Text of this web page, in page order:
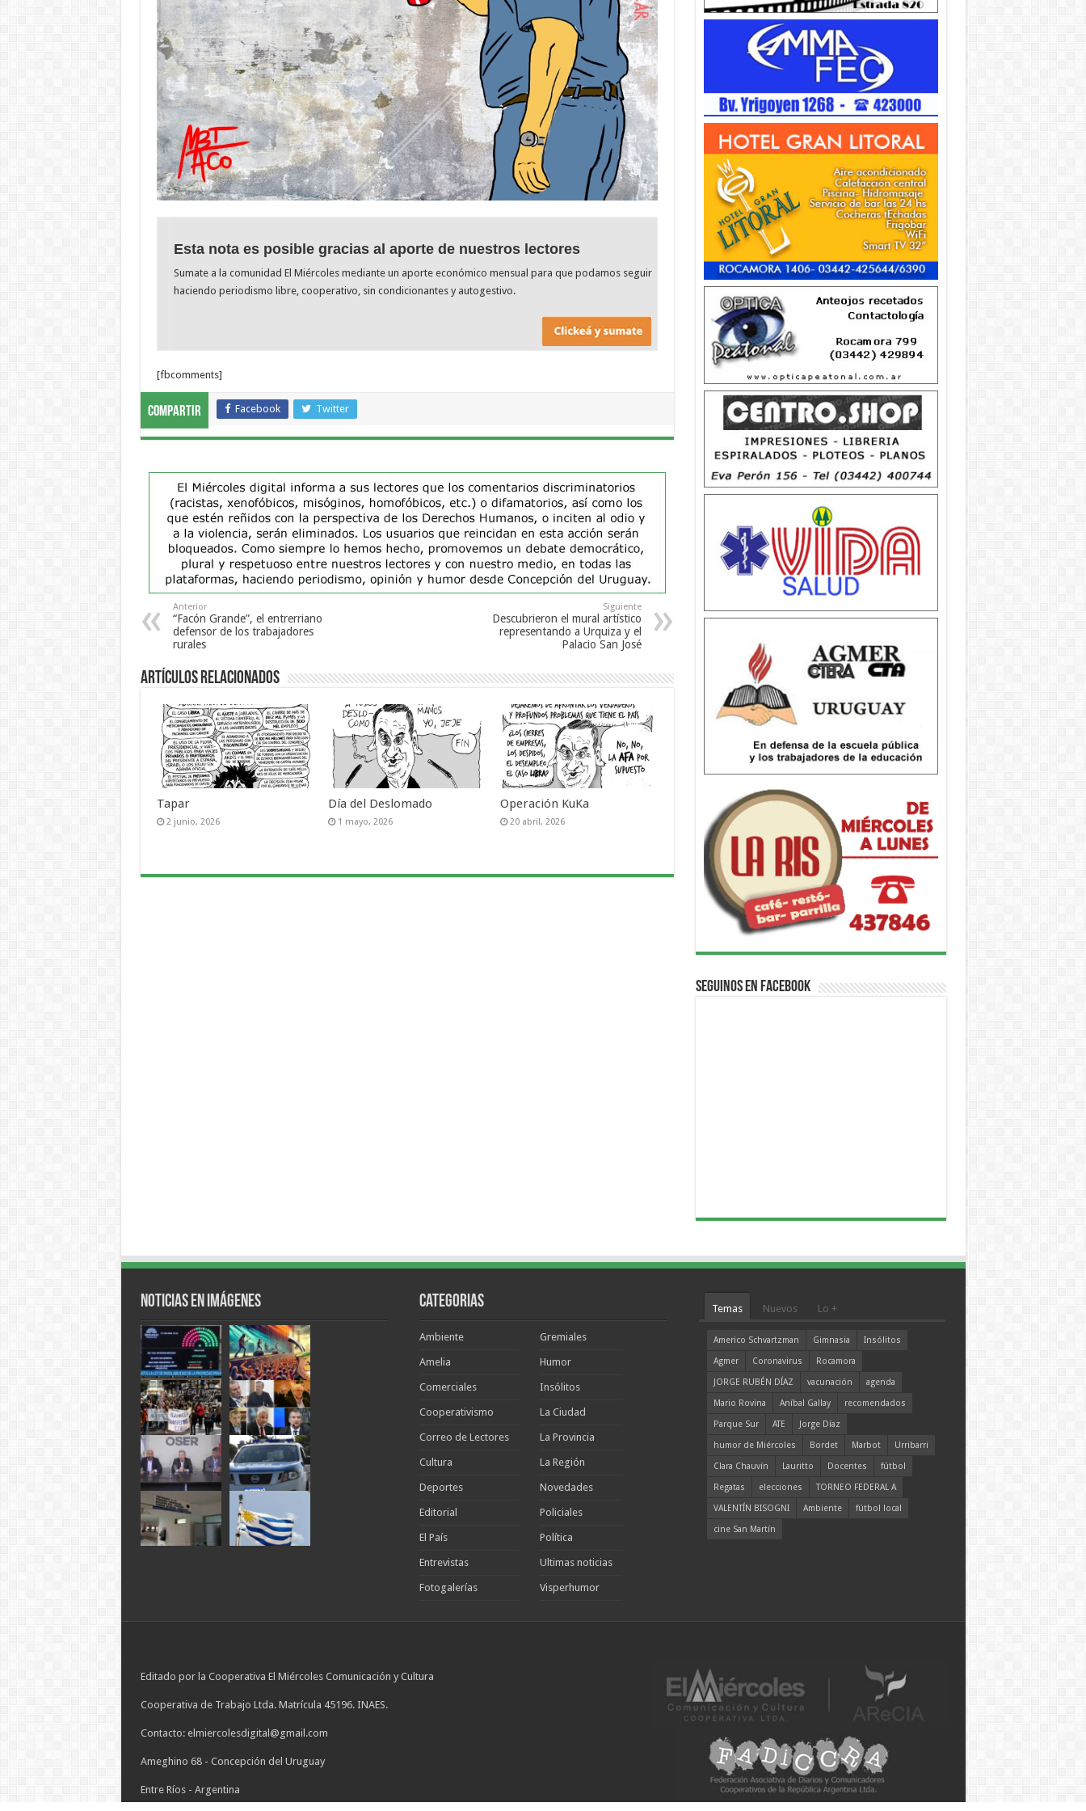
Esta nota es posible gracias al aporte de nuestros lectores
Sumate a la comunidad El Miércoles mediante un aporte económico mensual para que podamos seguir
haciendo periodismo libre, cooperativo, sin condicionantes y autogestivo.
[fbcomments]
Compartir Facebook Twitter
Anterior
“Facón Grande”, el entrerriano
defensor de los trabajadores
rurales
Siguiente
Descubrieron el mural artístico
representando a Urquiza y el
Palacio San José
Artículos Relacionados
Tapar
2 junio, 2026
Día del Deslomado
1 mayo, 2026
Operación KuKa
20 abril, 2026
Seguinos en Facebook
Noticias en Imágenes Categorias
Ambiente
Amelia
Comerciales
Cooperativismo
Correo de Lectores
Cultura
Deportes
Editorial
El País
Entrevistas
Fotogalerías
Gremiales
Humor
Insólitos
La Ciudad
La Provincia
La Región
Novedades
Policiales
Política
Ultimas noticias
Visperhumor
Temas Nuevos Lo +
Americo Schvartzman Gimnasia
Insólitos
Agmer
Coronavirus
Rocamora
JORGE RUBÉN DÍAZ
vacunación
agenda
Mario Rovina
Aníbal Gallay
recomendados
Parque Sur
ATE
Jorge Díaz
humor de Miércoles
Bordet Marbot
Urribarri
Clara Chauvín
Lauritto Docentes
fútbol
Regatas
elecciones
TORNEO FEDERAL A
VALENTÍN BISOGNI
Ambiente
fútbol local
cine San Martín
Editado por la Cooperativa El Miércoles Comunicación y Cultura
Cooperativa de Trabajo Ltda. Matrícula 45196. INAES.
Contacto: elmiercolesdigital@gmail.com
Ameghino 68 - Concepción del Uruguay
Entre Ríos - Argentina